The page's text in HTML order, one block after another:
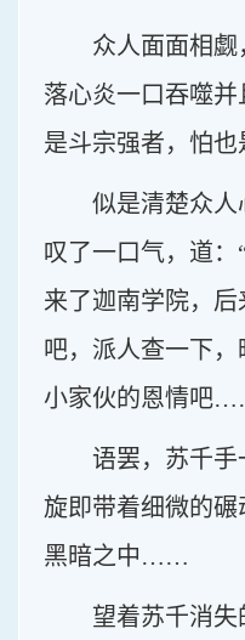
众人面面相
落心炎一口吞噬
是斗宗强者，怕
似是清楚众
叹了一口气，道
来了迦南学院，
吧，派人查一下
小家伙的恩情吧
语罢，苏千手
旋即带着细微的
黑暗之中……
望着苏千消